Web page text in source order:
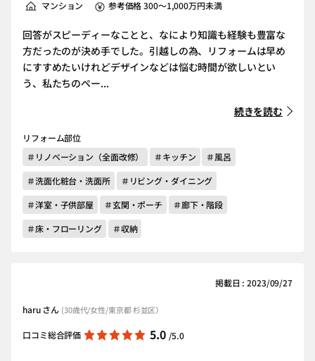
マンション 参考価格 300～1,000万円未満
回答がスピーディーなことと、なにより知識も経験も豊富な
方だったのが決め手でした。引越しの為、リフォームは早め
にすすめたいけれどデザインなどは悩む時間が欲しいとい
う、私たちのペー...
続きを読む
リフォーム部位
＃リノベーション（全面改修）
＃キッチン
＃風呂
＃洗面化粧台・洗面所
＃リビング・ダイニング
＃洋室・子供部屋
＃玄関・ポーチ
＃廊下・階段
＃床・フローリング
＃収納
掲載日 : 2023/09/27
haru さん (30歳代/女性/東京都 杉並区）
口コミ総合評価 5.0 /5.0